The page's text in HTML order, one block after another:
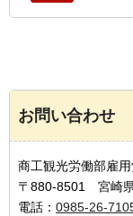
お問い合わせ
商工観光労働部雇
〒880-8501 宮崎
電話： 0985-26-